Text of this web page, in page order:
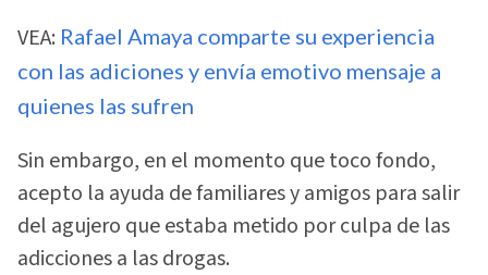
VEA: Rafael Amaya comparte su experiencia
con las adiciones y envía emotivo mensaje a
quienes las sufren
Sin embargo, en el momento que toco fondo,
acepto la ayuda de familiares y amigos para salir
del agujero que estaba metido por culpa de las
adicciones a las drogas.